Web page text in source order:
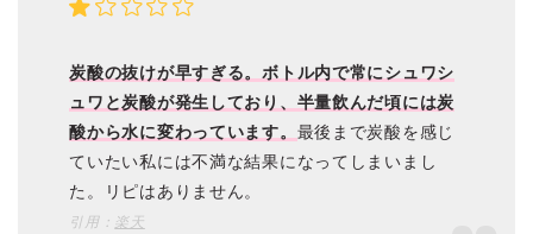
炭酸の抜けが早すぎる。ボトル内で常にシュワシ
ュワと炭酸が発生しており、半量飲んだ頃には炭
酸から水に変わっています。 最後まで炭酸を感じ
ていたい私には不満な結果になってしまいまし
た。リピはありません。
引用： 楽天